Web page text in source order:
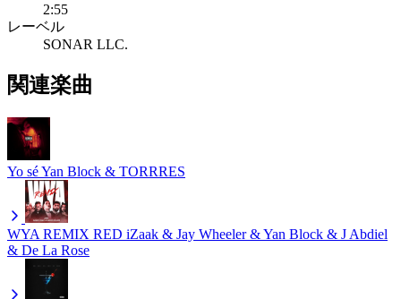
2:55
レーベル
SONAR LLC.
関連楽曲
Yo séYan Block & TORRRES
WYA REMIX RED iZaak & Jay Wheeler & Yan Block & J Abdiel
& De La Rose